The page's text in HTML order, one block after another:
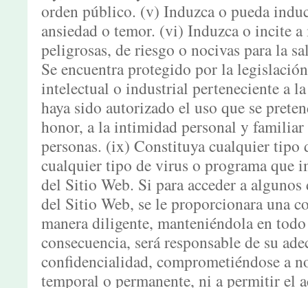
orden público. (v) Induzca o pueda
ansiedad o temor. (vi) Induzca o incite
peligrosas, de riesgo o nocivas para la
Se encuentra protegido por la
intelectual o industrial perteneciente a
haya sido autorizado el uso que se
honor, a la intimidad personal y familiar
personas. (ix) Constituya cualquier
cualquier tipo de virus o programa que
del Sitio Web. Si para acceder a
del Sitio Web, se le proporcionara una
manera diligente, manteniéndola en
consecuencia, será responsable de su
confidencialidad, comprometiéndose a
temporal o permanente, ni a permitir el